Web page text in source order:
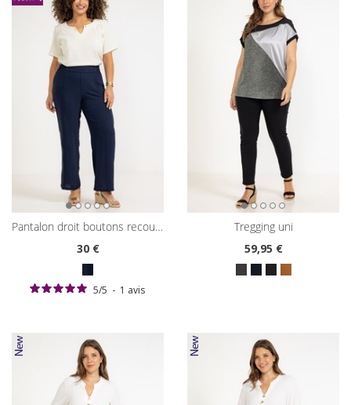
pantalon droit boutons recouverts
30€
5/5 - 1 avis
tregging uni
59,95 €